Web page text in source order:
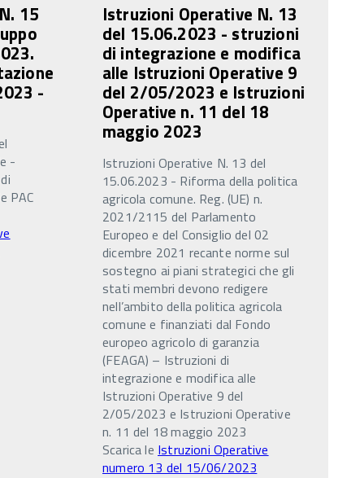
15
-
-
PAC
Istruzioni Operative N. 13
del 15.06.2023 - struzioni
di integrazione e modifica
alle Istruzioni Operative 9
del 2/05/2023 e Istruzioni
Operative n. 11 del 18
maggio 2023
Istruzioni Operative N. 13 del
15.06.2023 - Riforma della politica
agricola comune. Reg. (UE) n.
2021/2115 del Parlamento
Europeo e del Consiglio del 02
dicembre 2021 recante norme sul
sostegno ai piani strategici che gli
stati membri devono redigere
nell’ambito della politica agricola
comune e finanziati dal Fondo
europeo agricolo di garanzia
(FEAGA) – Istruzioni di
integrazione e modifica alle
Istruzioni Operative 9 del
2/05/2023 e Istruzioni Operative
n. 11 del 18 maggio 2023
Scarica le Istruzioni Operative
numero 13 del 15/06/2023